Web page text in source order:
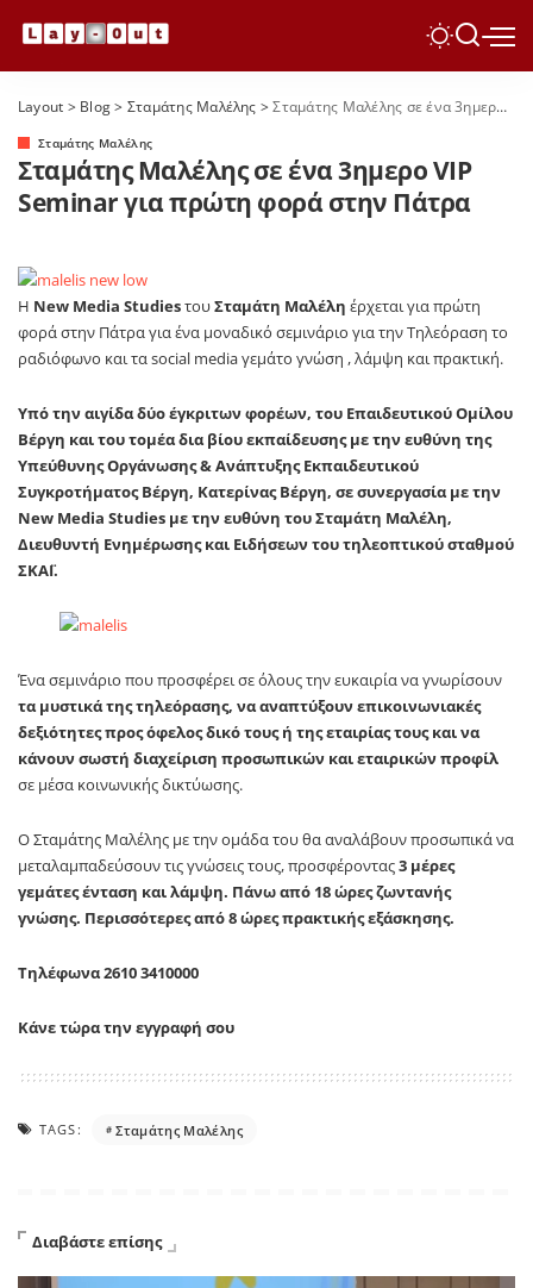
Layout > Blog> Σταμάτης Μαλέλης >Σταμάτης Μαλέλης σε ένα 3ημερο VIP Seminar για πρώτη φορά στην Πάτρα
Σταμάτης Μαλέλης
Σταμάτης Μαλέλης σε ένα 3ημερο VIP
Seminar για πρώτη φορά στην Πάτρα
Η New Media StudiesτουΣταμάτη Μαλέλη έρχεται για πρώτη
φορά στην Πάτρα για ένα μοναδικό σεμινάριο για την Τηλεόραση το
ραδιόφωνο και τα social media γεμάτο γνώση , λάμψη και πρακτική.
Υπό την αιγίδα δύο έγκριτων φορέων, του Eπαιδευτικού Ομίλου
Βέργη και του τομέα δια βίου εκπαίδευσης με την ευθύνη της
Υπεύθυνης Οργάνωσης & Ανάπτυξης Εκπαιδευτικού
Συγκροτήματος Βέργη, Κατερίνας Βέργη, σε συνεργασία με την
New Media Studies με την ευθύνη του Σταμάτη Μαλέλη,
Διευθυντή Ενημέρωσης και Ειδήσεων του τηλεοπτικού σταθμού
ΣΚΑΪ.
Ένα σεμινάριο που προσφέρει σε όλους την ευκαιρία να γνωρίσουν
τα μυστικά της τηλεόρασης, να αναπτύξουν επικοινωνιακές
δεξιότητες προς όφελος δικό τους ή της εταιρίας τους και να
κάνουν σωστή διαχείριση προσωπικών και εταιρικών προφίλ
σε μέσα κοινωνικής δικτύωσης.
Ο Σταμάτης Μαλέλης με την ομάδα του θα αναλάβουν προσωπικά να
μεταλαμπαδεύσουν τις γνώσεις τους, προσφέροντας3 μέρες
γεμάτες ένταση και λάμψη. Πάνω από 18 ώρες ζωντανής
γνώσης. Περισσότερες από 8 ώρες πρακτικής εξάσκησης.
Τηλέφωνα 2610 3410000
Κάνε τώρα την εγγραφή σου
TAGS: Σταμάτης Μαλέλης
Διαβάστε επίσης